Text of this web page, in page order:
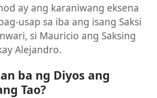
ay ang karaniwang eksena
usap sa iba ang isang Saksi
si Mauricio ang Saksing
Alejandro.
ba ng Diyos ang
Tao?